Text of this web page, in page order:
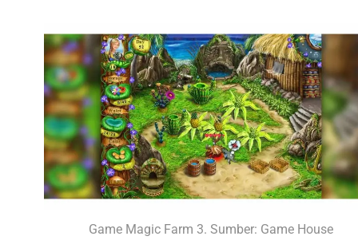
Game Magic Farm 3. Sumber: Game House